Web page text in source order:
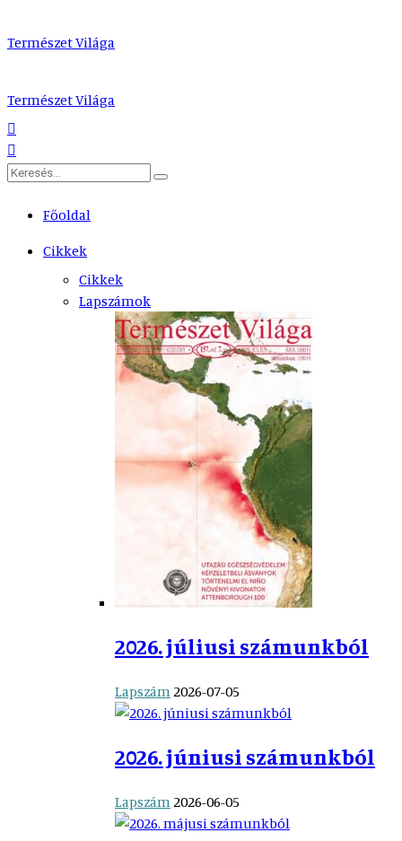
Természet Világa
Természet Világa
Főoldal
Cikkek
Cikkek
Lapszámok
2026. júliusi számunkból
Lapszám 2026-07-05
2026. júniusi számunkból
Lapszám 2026-06-05